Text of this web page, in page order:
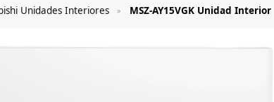
Unidades Interiores » MSZ-AY15VGK Unidad Interior